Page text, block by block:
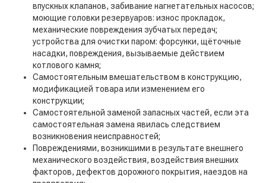
впускных клапанов, забивание нагнетательных насосов;
моющие головки резервуаров: износ прокладок,
механические повреждения зубчатых передач;
устройства для очистки паром: форсунки, щёточные
насадки, повреждения, вызываемые действием
котлового камня;
Самостоятельным вмешательством в конструкцию,
модификацией товара или изменением его
конструкции;
Самостоятельной заменой запасных частей, если эта
самостоятельная замена явилась следствием
возникновения неисправностей;
Повреждениями, возникшими в результате внешнего
механического воздействия, воздействия внешних
факторов, дефектов дорожного покрытия, наездов на